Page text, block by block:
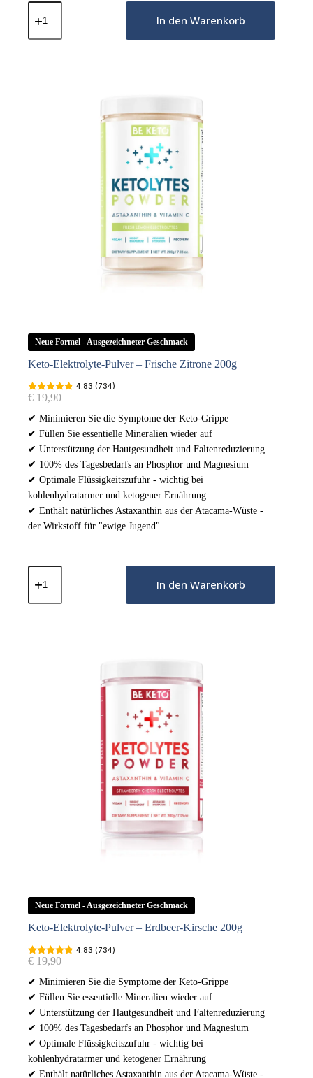
Keto-
Elektrolyte-
–
In den Warenkorb
Neue Formel - Ausgezeichneter Geschmack
Keto-Elektrolyte-Pulver – Frische Zitrone 200g
4.83 (734)
€ 19,90
✔ Minimieren Sie die Symptome der Keto-Grippe
✔ Füllen Sie essentielle Mineralien wieder auf
✔ Unterstützung der Hautgesundheit und Faltenreduzierung
✔ 100% des Tagesbedarfs an Phosphor und Magnesium
✔ Optimale Flüssigkeitszufuhr - wichtig bei
kohlenhydratarmer und ketogener Ernährung
✔ Enthält natürliches Astaxanthin aus der Atacama-Wüste -
der Wirkstoff für "ewige Jugend"
Keto-
Elektrolyte-
–
In den Warenkorb
Neue Formel - Ausgezeichneter Geschmack
Keto-Elektrolyte-Pulver – Erdbeer-Kirsche 200g
4.83 (734)
€ 19,90
✔ Minimieren Sie die Symptome der Keto-Grippe
✔ Füllen Sie essentielle Mineralien wieder auf
✔ Unterstützung der Hautgesundheit und Faltenreduzierung
✔ 100% des Tagesbedarfs an Phosphor und Magnesium
✔ Optimale Flüssigkeitszufuhr - wichtig bei
kohlenhydratarmer und ketogener Ernährung
✔ Enthält natürliches Astaxanthin aus der Atacama-Wüste -